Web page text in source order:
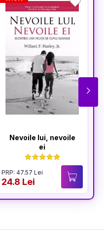
Nevoile lui, nevoile
ei
PRP: 47.57 Lei
24.8 Lei